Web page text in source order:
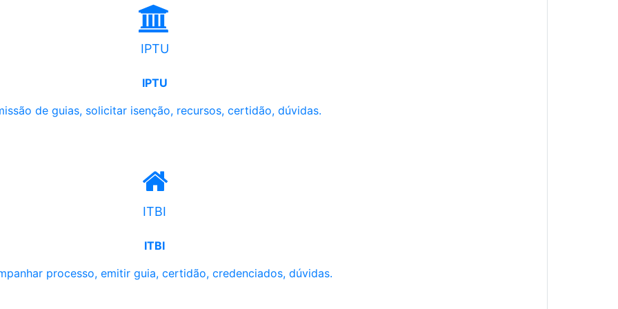
IPTU
IPTU
de guias, solicitar isenção, recursos, certidão, dúvidas.
ITBI
ITBI
processo, emitir guia, certidão, credenciados, dúvidas.